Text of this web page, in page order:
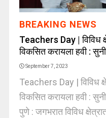
BREAKING NEWS
Teachers Day | विविध
विकसित करायला हवी :
September 7, 2023
Teachers Day | विविध
विकसित करायला हवी :
पुणे : जगभरात विविध